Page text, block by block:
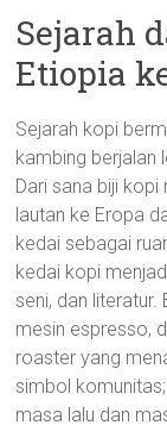
Sejarah
Etiopia
Sejarah kopi
kambing berjalan
Dari sana biji
lautan ke Eropa
kedai sebagai
kedai kopi
seni, dan
mesin espresso,
roaster yang
simbol
masa lalu dan